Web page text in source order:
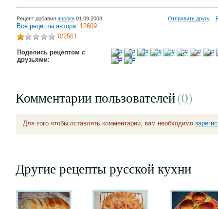
Рецепт добавил anonim 01.09.2008 Отправить другу
Все рецепты автора 12609
0/2561
Поделись рецептом с
друзьями:
Комментарии пользователей(0)
Для того чтобы оставлять комментарии, вам необходимо
Другие рецепты русской кухни